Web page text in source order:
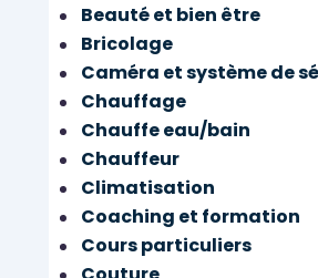
Beauté et bien être
Bricolage
Caméra et système de
Chauffage
Chauffe eau/bain
Chauffeur
Climatisation
Coaching et formation
Cours particuliers